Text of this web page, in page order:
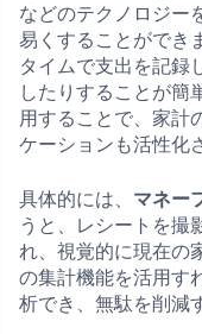
などのテクノロジー
易くすることができ
タイムで支出を記録
したりすることが簡
用することで、家計
ケーションも活性化
具体的には、 マネー
うと、レシートを撮
れ、視覚的に現在の
の集計機能を活用す
析でき、無駄を削減